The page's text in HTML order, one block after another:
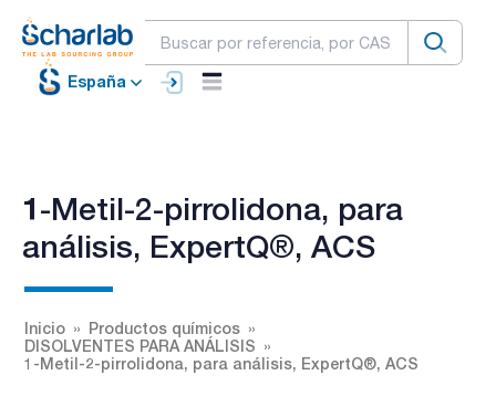
España
1-Metil-2-pirrolidona, para
análisis, ExpertQ®, ACS
Inicio
Productos químicos
DISOLVENTES PARA ANÁLISIS
1-Metil-2-pirrolidona, para análisis, ExpertQ®, ACS